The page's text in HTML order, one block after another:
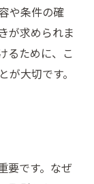
や条件の確
が求められま
るために、こ
大切です。
要です。なぜ